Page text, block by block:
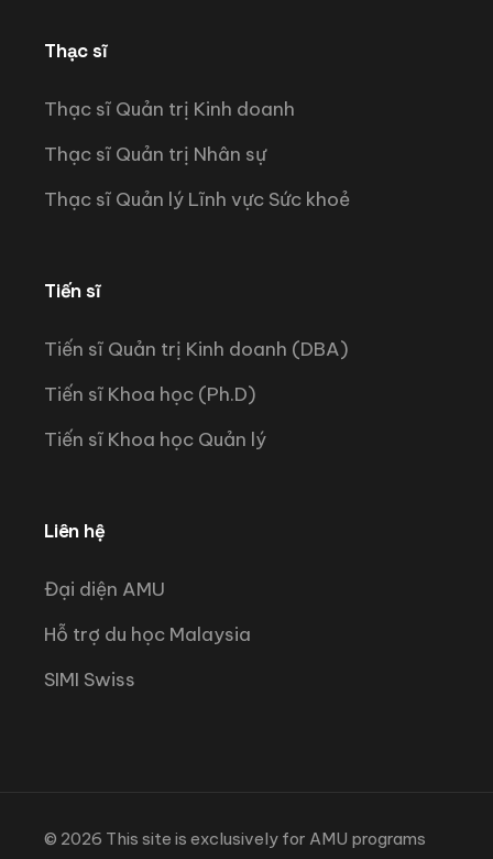
Thạc sĩ
Thạc sĩ Quản trị Kinh doanh
Thạc sĩ Quản trị Nhân sự
Thạc sĩ Quản lý Lĩnh vực Sức khoẻ
Tiến sĩ
Tiến sĩ Quản trị Kinh doanh (DBA)
Tiến sĩ Khoa học (Ph.D)
Tiến sĩ Khoa học Quản lý
Liên hệ
Đại diện AMU
Hỗ trợ du học Malaysia
SIMI Swiss
© 2026 This site is exclusively for AMU programs